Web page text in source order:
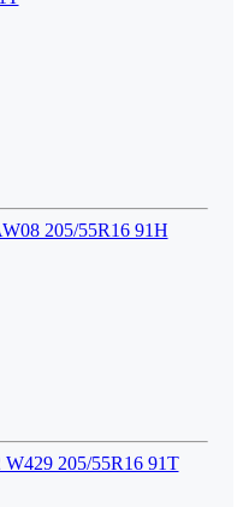
205/55R16 91H
205/55R16 91T